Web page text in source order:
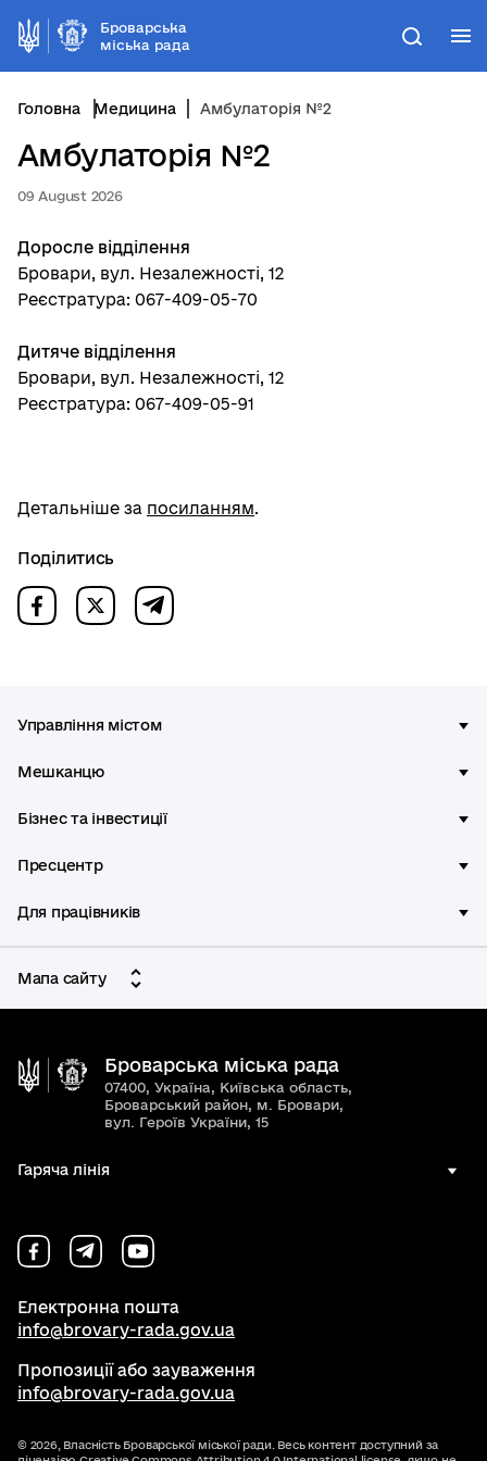
Броварська
міська рада
Пошук
Головна Медицина Амбулаторія №2
Амбулаторія №2
09 August 2026
Доросле відділення
Бровари, вул. Незалежності, 12
Реєстратура: 067-409-05-70
Дитяче відділення
Бровари, вул. Незалежності, 12
Реєстратура: 067-409-05-91
Детальніше за посиланням.
Поділитись
Управління містом
Мешканцю
Бізнес та інвестиції
Пресцентр
Для працівників
Мапа сайту
Броварська міська рада
07400, Україна, Київська область,
Броварський район, м. Бровари,
вул. Героїв України, 15
Гаряча лінія
Електронна пошта
info@brovary-rada.gov.ua
Пропозиції або зауваження
info@brovary-rada.gov.ua
© 2026, Власність Броварської міської ради. Весь контент доступний за